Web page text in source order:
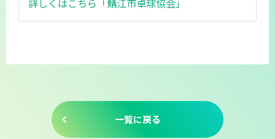
詳しくはこちら「鯖江市卓球協会」
一覧に戻る